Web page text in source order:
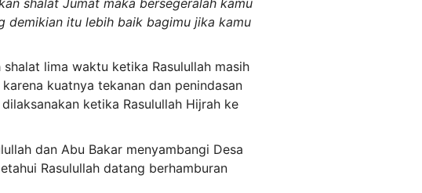
demikian itu lebih baik bagimu jika kamu
lima waktu ketika Rasulullah masih
kuatnya tekanan dan penindasan
ketika Rasulullah Hijrah ke
dan Abu Bakar menyambangi Desa
Rasulullah datang berhamburan